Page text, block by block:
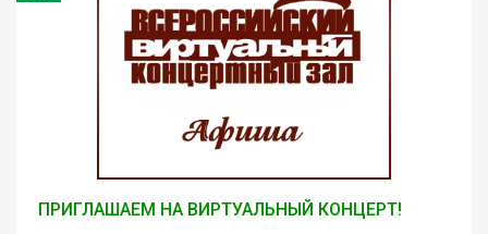
ПРИГЛАШАЕМ НА ВИРТУАЛЬНЫЙ КОНЦЕРТ!